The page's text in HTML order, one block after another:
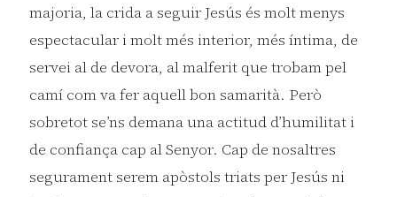
majoria, la crida a seguir Jesús és molt menys
espectacular i molt més interior, més íntima, de
servei al de devora, al malferit que trobam pel
camí com va fer aquell bon samarità. Però
sobretot se’ns demana una actitud d’humilitat i
de confiança cap al Senyor. Cap de nosaltres
segurament serem apòstols triats per Jesús ni